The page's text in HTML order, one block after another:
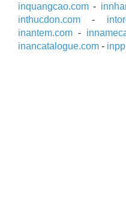
inquangcao.com -
inthucdon.com -
inantem.com -
inancatalogue.com -